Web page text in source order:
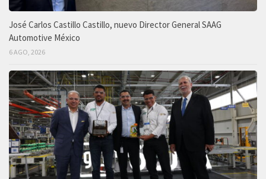
José Carlos Castillo Castillo, nuevo Director General SAAG
Automotive México
6 AGO, 2026